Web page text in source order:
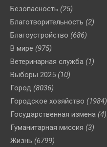
Безопасность (25)
Благотворительность (2)
Благоустройство (686)
В мире (975)
Ветеринарная служба (1)
Выборы 2025 (10)
Город (8036)
Городское хозяйство (1984)
Государственная измена (4)
Гуманитарная миссия (3)
Жизнь (6799)